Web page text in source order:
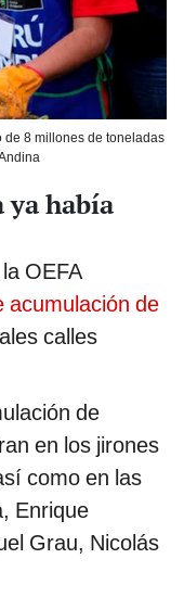
de 8 millones de toneladas
ya había
OEFA
acumulación de
calles
de
en los jirones
como en las
Enrique
Grau, Nicolás